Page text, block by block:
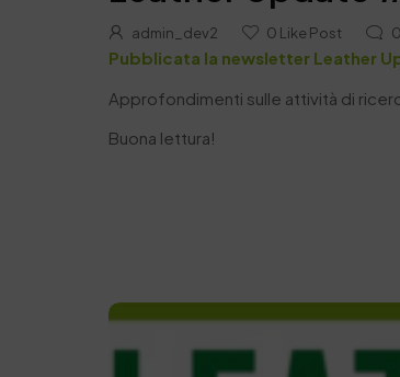
admin_dev2 0 Like Post 0
Pubblicata la newsletter Leather
Approfondimenti sulle attività di
Buona lettura!